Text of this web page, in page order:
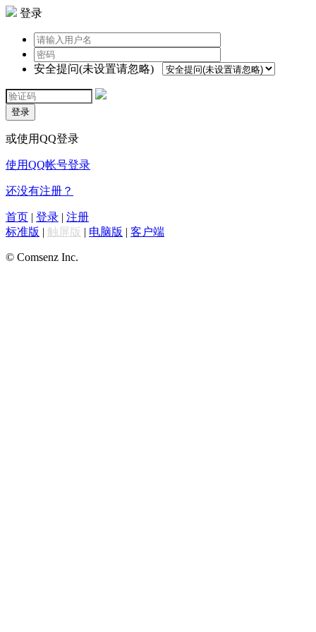
登录
安全提问(未设置请忽略)
登录
或使用QQ登录
使用QQ帐号登录
还没有注册？
首页 | 登录 | 注册
标准版 | 触屏版 | 电脑版 | 客户端
© Comsenz Inc.